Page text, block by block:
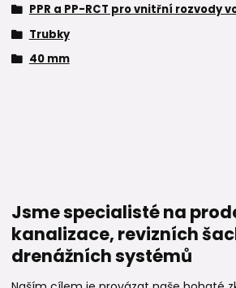
PPR a PP-RCT pro vnitřní rozvody
Trubky
40 mm
Jsme specialisté na
kanalizace, revizních
drenážních systémů